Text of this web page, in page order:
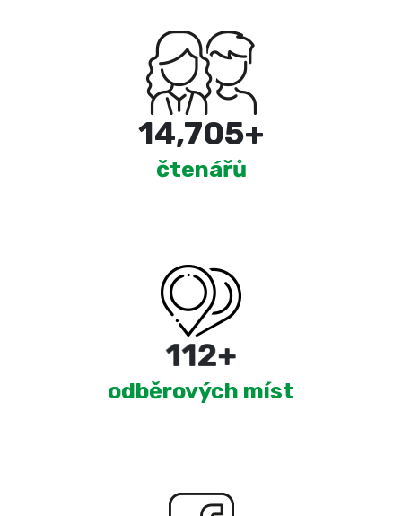
15,000+
čtenářů
180+
odběrových míst